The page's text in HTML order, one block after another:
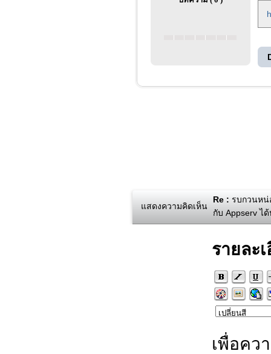
แสดงความคิดเห็น
Re : รบกวนหน่
กับ Appserv ไ
รายละ
เพื่อคว